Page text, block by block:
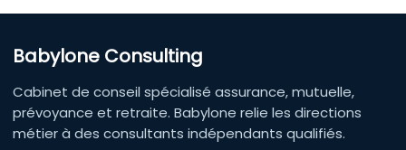
Babylone Consulting
Cabinet de conseil spécialisé assurance, mutuelle,
prévoyance et retraite. Babylone relie les directions
métier à des consultants indépendants qualifiés.